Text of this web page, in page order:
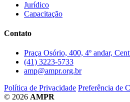
Jurídico
Capacitação
Contato
Praça Osório, 400, 4º andar,
(41) 3223-5733
amp@ampr.org.br
Política de Privacidade Preferência de
© 2026 AMPR